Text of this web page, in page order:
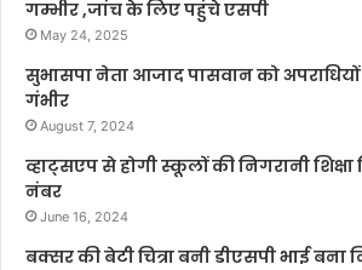
गम्भीर ,जांच के लिए पहुंचे एसपी
May 24, 2025
सुभासपा नेता आजाद पासवान को अपराधियों
गंभीर
August 7, 2024
व्हाट्सएप से होगी स्कूलों की निगरानी
नंबर
June 16, 2024
बक्सर की बेटी चित्रा बनी डीएसपी भाई बना